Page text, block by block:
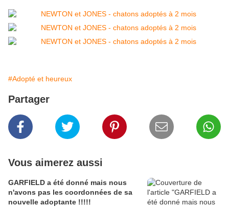
#Adopté et heureux
Partager
Vous aimerez aussi
GARFIELD a été donné mais nous
n'avons pas les coordonnées de sa
nouvelle adoptante !!!!!